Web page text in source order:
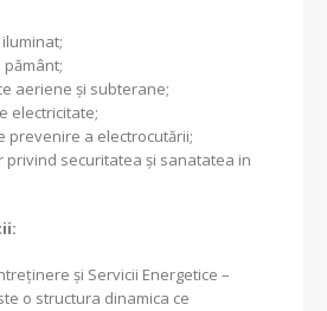
aeriene și subterane;
electricitate;
prevenire a electrocutării;
privind securitatea și sanatatea in
şi Servicii Energetice –
o structura dinamica ce